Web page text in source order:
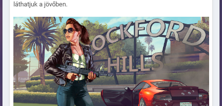
láthatjuk a jövőben.